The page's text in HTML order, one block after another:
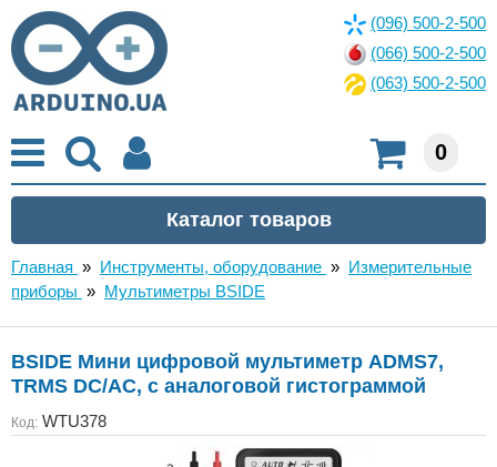
(096) 500-2-500
(066) 500-2-500
(063) 500-2-500
0
Главная » Инструменты, оборудование » Измерительные
приборы » Мультиметры BSIDE
BSIDE Мини цифровой мультиметр ADMS7,
TRMS DC/AC, с аналоговой гистограммой
Код: WTU378